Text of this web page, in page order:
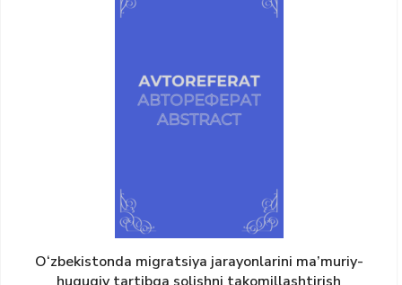
O‘zbekistonda migratsiya jarayonlarini ma’muriy-